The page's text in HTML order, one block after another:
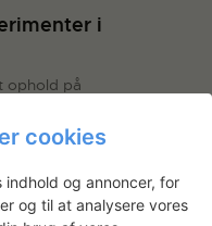
i
ophold på
papirtyper.
cookies
og annoncer, for
og til at analysere vores